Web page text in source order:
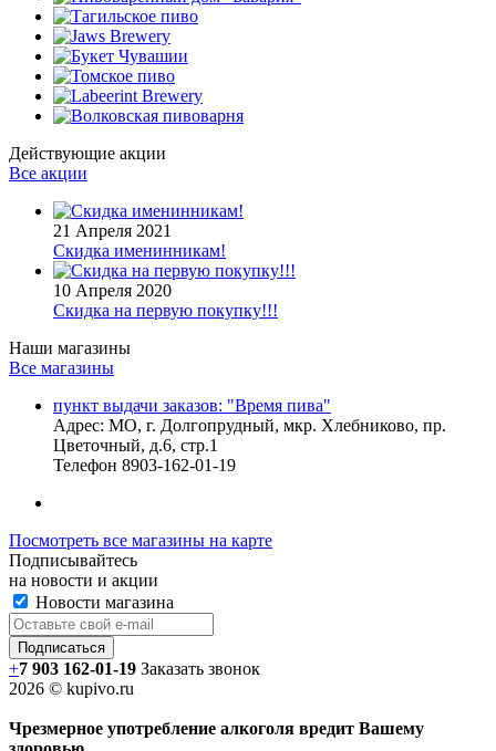
Действующие акции
Все акции
21 Апреля 2021
Скидка именинникам!
10 Апреля 2020
Скидка на первую покупку!!!
Наши магазины
Все магазины
пункт выдачи заказов: "Время пива"
Адрес: МО, г. Долгопрудный, мкр. Хлебниково, пр.
Цветочный, д.6, стр.1
Телефон 8903-162-01-19
Посмотреть все магазины на карте
Подписывайтесь
на новости и акции
Новости магазина
+7 903 162-01-19 Заказать звонок
2026 © kupivo.ru
Чрезмерное употребление алкоголя вредит Вашему